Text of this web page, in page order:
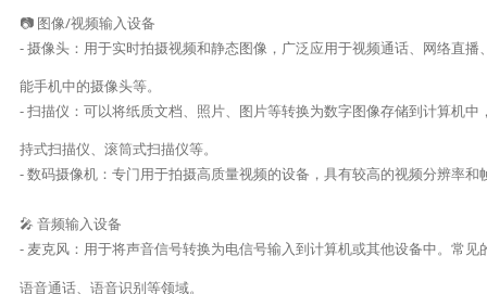
📷 图像/视频输入设备
- 摄像头：用于实时拍摄视频和静态图像，广泛应用于视频通话、网络直
能手机中的摄像头等。
- 扫描仪：可以将纸质文档、照片、图片等转换为数字图像存储到计算机
持式扫描仪、滚筒式扫描仪等。
- 数码摄像机：专门用于拍摄高质量视频的设备，具有较高的视频分辨率
🎤 音频输入设备
- 麦克风：用于将声音信号转换为电信号输入到计算机或其他设备中。常
语音通话、语音识别等领域。